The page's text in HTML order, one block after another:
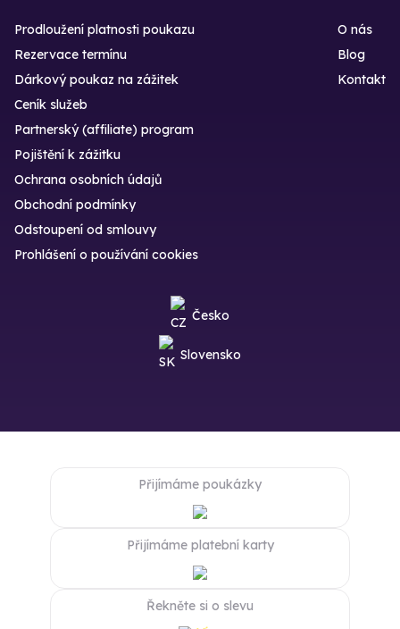
Prodloužení platnosti poukazu
Rezervace termínu
Dárkový poukaz na zážitek
O nás
Blog
Kontakt
Ceník služeb
Partnerský (affiliate) program
Pojištění k zážitku
Ochrana osobních údajů
Obchodní podmínky
Odstoupení od smlouvy
Prohlášení o používání cookies
Česko
Slovensko
Přijímáme poukázky
Přijímáme platební karty
Řekněte si o slevu